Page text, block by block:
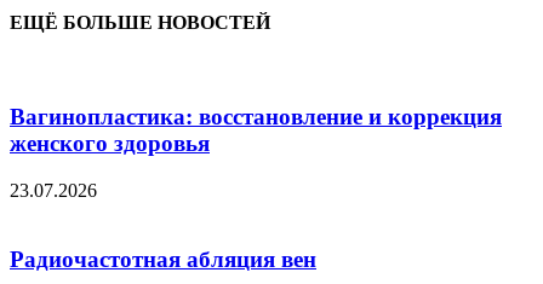
ЕЩЁ БОЛЬШЕ НОВОСТЕЙ
Вагинопластика: восстановление и коррекция
женского здоровья
23.07.2026
Радиочастотная абляция вен